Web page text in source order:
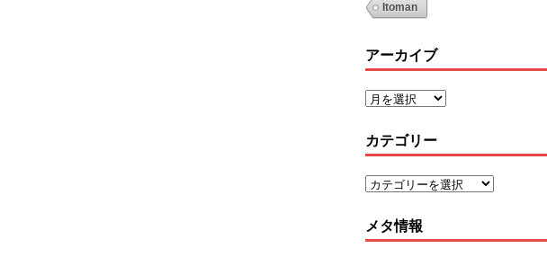
Itoman
アーカイブ
カテゴリー
メタ情報